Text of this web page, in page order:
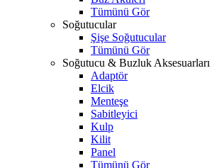
Tümünü Gör
Soğutucular
Şişe Soğutucular
Tümünü Gör
Soğutucu & Buzluk Aksesuarları
Adaptör
Elcik
Menteşe
Sabitleyici
Kulp
Kilit
Panel
Tümünü Gör